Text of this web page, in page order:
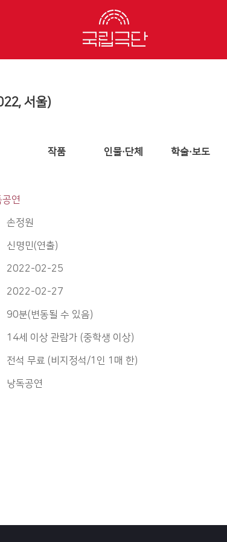
서울)
작품 인물·단체 학술·보도
연
손정원
신명민(연출)
2022-02-25
2022-02-27
90분(변동될 수 있음)
14세 이상 관람가 (중학생 이상)
전석 무료 (비지정석/1인 1매 한)
낭독공연